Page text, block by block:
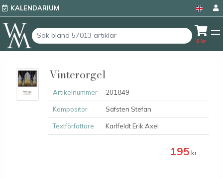
KALENDARIUM
0 kr
Vinterorgel
Artikelnummer 201849
Kompositör Säfsten Stefan
Textförfattare Karlfeldt Erik Axel
195 kr